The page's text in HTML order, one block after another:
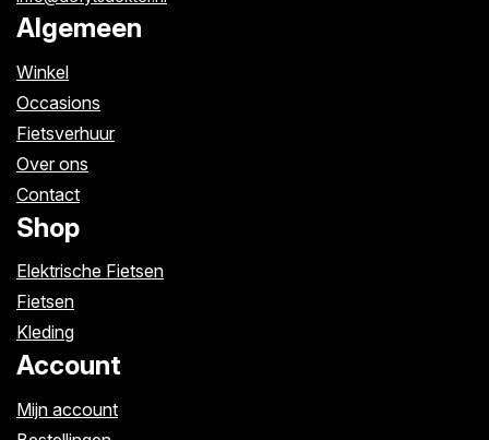
Algemeen
Winkel
Occasions
Fietsverhuur
Over ons
Contact
Shop
Elektrische Fietsen
Fietsen
Kleding
Account
Mijn account